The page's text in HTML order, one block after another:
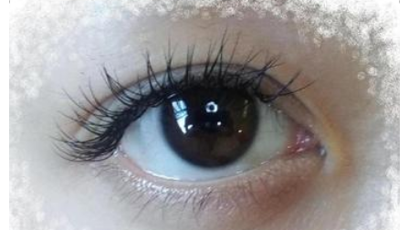
近くのサロンを探す
現在地から探す
ヘアサロン